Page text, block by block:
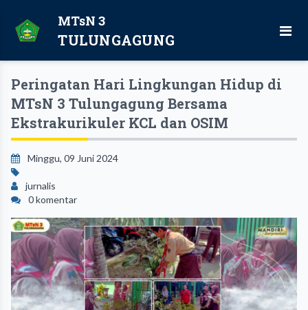
MTsN 3
TULUNGAGUNG
Peringatan Hari Lingkungan Hidup di
MTsN 3 Tulungagung Bersama
Ekstrakurikuler KCL dan OSIM
Minggu, 09 Juni 2024
jurnalis
0 komentar